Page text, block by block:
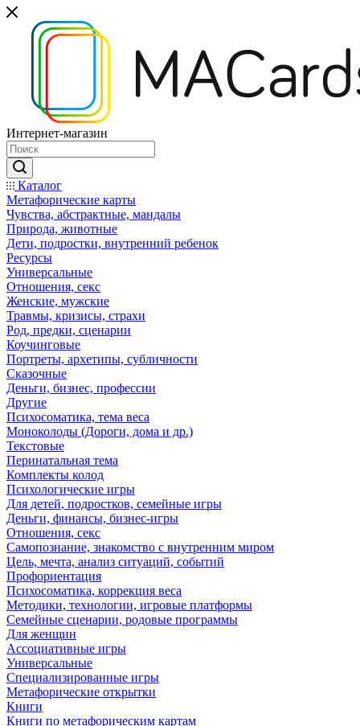
Интернет-магазин
Каталог
Mетафорические карты
Чувства, абстрактные, мандалы
Природа, животные
Дети, подростки, внутренний ребенок
Ресурсы
Универсальные
Отношения, секс
Женские, мужские
Травмы, кризисы, страхи
Род, предки, сценарии
Коучинговые
Портреты, архетипы, субличности
Сказочные
Деньги, бизнес, профессии
Другие
Психосоматика, тема веса
Моноколоды (Дороги, дома и др.)
Текстовые
Перинатальная тема
Комплекты колод
Психологические игры
Для детей, подростков, семейные игры
Деньги, финансы, бизнес-игры
Отношения, секс
Самопознание, знакомство с внутренним миром
Цель, мечта, анализ ситуаций, событий
Профориентация
Психосоматика, коррекция веса
Методики, технологии, игровые платформы
Семейные сценарии, родовые программы
Для женщин
Ассоциативные игры
Универсальные
Специализированные игры
Метафорические открытки
Книги
Книги по метафорическим картам